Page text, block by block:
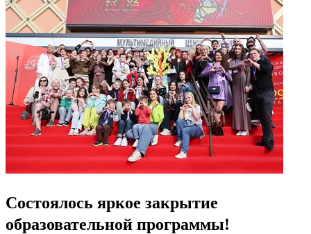
Состоялось яркое закрытие
образовательной программы!